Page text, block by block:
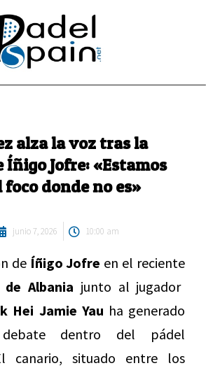
alza la voz tras la
Íñigo Jofre: «Estamos
donde no es»
junio 7, 2026 10:00 am
deÍñigo Jofre en el reciente
Albania junto al jugador
Hei Jamie Yau ha generado
dentro del pádel
canario, situado entre los